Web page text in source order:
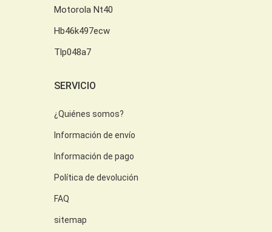
Motorola Nt40
Hb46k497ecw
Tlp048a7
SERVICIO
¿Quiénes somos?
Información de envío
Información de pago
Política de devolución
FAQ
sitemap